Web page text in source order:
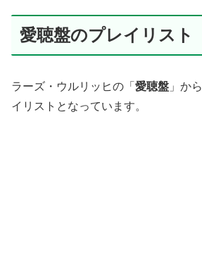
愛聴盤のプレイリスト
ラーズ・ウルリッヒの「 愛聴盤 」から
イリストとなっています。